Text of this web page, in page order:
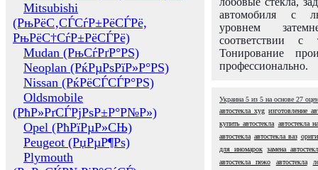
Mitsubishi
(РњРёС‚СЃСѓР±РёСЃРё,
РњРёС†СѓР±РёСЃРё)
Mudan (РњСѓРґР°РЅ)
Neoplan (РќРµРѕРїР»Р°РЅ)
Nissan (РќРёСЃСЃР°РЅ)
Oldsmobile
(РћР»РґСЃРјРѕР±Р°Р№Р»)
Opel (РћРїРµР»СЊ)
Peugeot (РџРµР¶Рѕ)
Plymouth
автомобиля с
уровнем
соответствии с
Тонирование
профессионально.
Украина 5 из 5 на основе 27
автостекла xyg изготовление
купить автостекла автостекла
автостекла автостекла ваз
для иномарок
замена
автостекла пежо
автостекла